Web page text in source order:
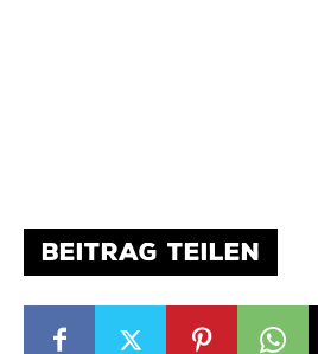
BEITRAG TEILEN